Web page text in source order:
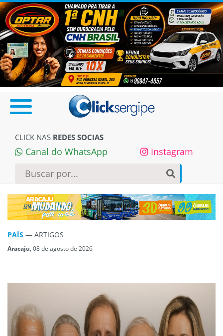
CLICK NAS REDES SOCIAS
Canal do WhatsApp Instagram
PAÍS — ARTIGOS
Aracaju, 08 de agosto de 2026